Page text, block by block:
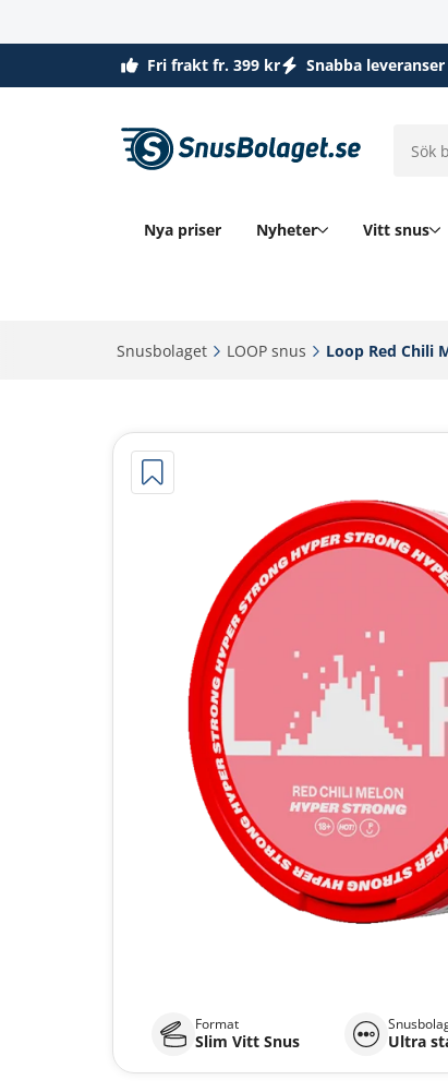
Fri frakt fr. 399 kr Snabba leveranser
Nya priser Nyheter Vitt snus
Snusbolaget‎ LOOP snus‎ Loop Red Chili
Format
Slim Vitt Snus Ultra